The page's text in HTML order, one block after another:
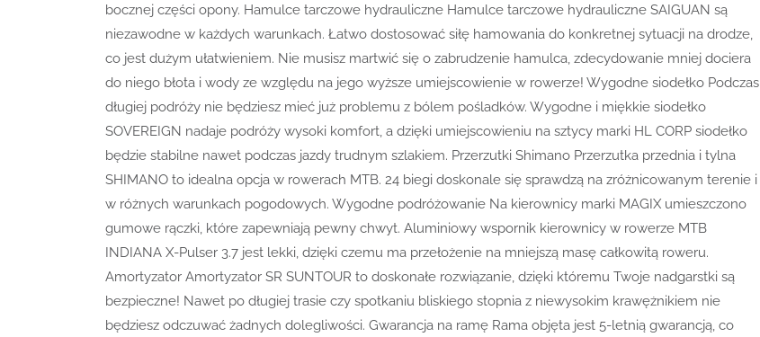
bocznej części opony. Hamulce tarczowe hydrauliczne Hamulce tarczowe hydrauliczne SAIGUAN są
niezawodne w każdych warunkach. Łatwo dostosować siłę hamowania do konkretnej sytuacji na drodze,
co jest dużym ułatwieniem. Nie musisz martwić się o zabrudzenie hamulca, zdecydowanie mniej dociera
do niego błota i wody ze względu na jego wyższe umiejscowienie w rowerze! Wygodne siodełko Podczas
długiej podróży nie będziesz mieć już problemu z bólem pośladków. Wygodne i miękkie siodełko
SOVEREIGN nadaje podróży wysoki komfort, a dzięki umiejscowieniu na sztycy marki HL CORP siodełko
będzie stabilne nawet podczas jazdy trudnym szlakiem. Przerzutki Shimano Przerzutka przednia i tylna
SHIMANO to idealna opcja w rowerach MTB. 24 biegi doskonale się sprawdzą na zróżnicowanym terenie i
w różnych warunkach pogodowych. Wygodne podróżowanie Na kierownicy marki MAGIX umieszczono
gumowe rączki, które zapewniają pewny chwyt. Aluminiowy wspornik kierownicy w rowerze MTB
INDIANA X-Pulser 3.7 jest lekki, dzięki czemu ma przełożenie na mniejszą masę całkowitą roweru.
Amortyzator Amortyzator SR SUNTOUR to doskonałe rozwiązanie, dzięki któremu Twoje nadgarstki są
bezpieczne! Nawet po długiej trasie czy spotkaniu bliskiego stopnia z niewysokim krawężnikiem nie
będziesz odczuwać żadnych dolegliwości. Gwarancja na ramę Rama objęta jest 5-letnią gwarancją, co